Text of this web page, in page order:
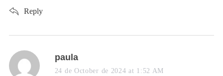
Reply
s
a
paula
24 de October de 2024 at 1:52 AM
o